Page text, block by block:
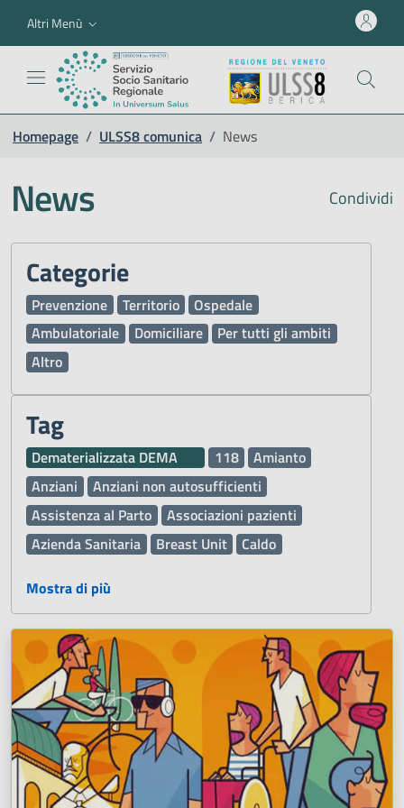
Altri Menù
Homepage / ULSS8 comunica / News
Condividi
News
Categorie
Prevenzione Territorio
Ospedale
Ambulatoriale
Domiciliare
Per tutti gli ambiti
Altro
Tag
Dematerializzata DEMA 118
Amianto
Anziani
Anziani non autosufficienti
Assistenza al Parto
Associazioni pazienti
Azienda Sanitaria
Breast Unit
Caldo
Chirurgia Vascolare
Comunità Alloggio
Defibrillatore Automatico Esterno DAE
Deleghe
Demenza
Diritti dei pazienti
Donazione organi e sangue
Esami di Laboratorio
Farmaci
Ginecologia e Ostetricia
Inclusione
Inclusione sociale
Infermieri
Influenza
Laboratorio Analisi
Malattie
Malattie rare
Mostra di più